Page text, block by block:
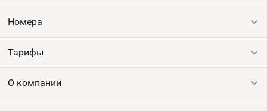
Номера
Все номера
Тарифы
Выгодные тарифы
О компании